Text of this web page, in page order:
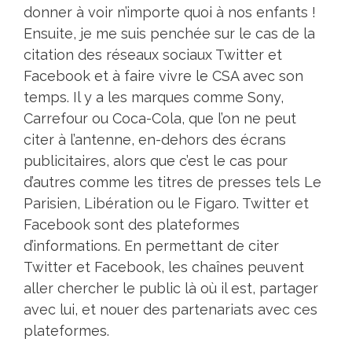
donner à voir n’importe quoi à nos enfants !
Ensuite, je me suis penchée sur le cas de la
citation des réseaux sociaux Twitter et
Facebook et à faire vivre le CSA avec son
temps. Il y a les marques comme Sony,
Carrefour ou Coca-Cola, que l’on ne peut
citer à l’antenne, en-dehors des écrans
publicitaires, alors que c’est le cas pour
d’autres comme les titres de presses tels Le
Parisien, Libération ou le Figaro. Twitter et
Facebook sont des plateformes
d’informations. En permettant de citer
Twitter et Facebook, les chaînes peuvent
aller chercher le public là où il est, partager
avec lui, et nouer des partenariats avec ces
plateformes.